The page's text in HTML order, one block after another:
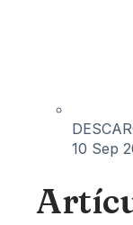
10 Sep